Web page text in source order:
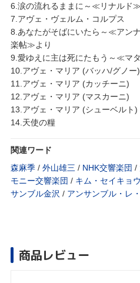
6.涙の流れるままに～≪リナルド
7.アヴェ・ヴェルム・コルプス
8.あなたがそばにいたら～≪アン
楽帖≫より
9.愛ゆえに主は死にたもう～≪マ
10.アヴェ・マリア (バッハ/グノー)
11.アヴェ・マリア (カッチーニ)
12.アヴェ・マリア (マスカーニ)
13.アヴェ・マリア (シューベルト)
14.天使の糧
関連ワード
森麻季 / 外山雄三 / NHK交響楽団 /
モニー交響楽団 / キム・セイキョ
サンブル金沢 / アンサンブル・レ
商品レビュー